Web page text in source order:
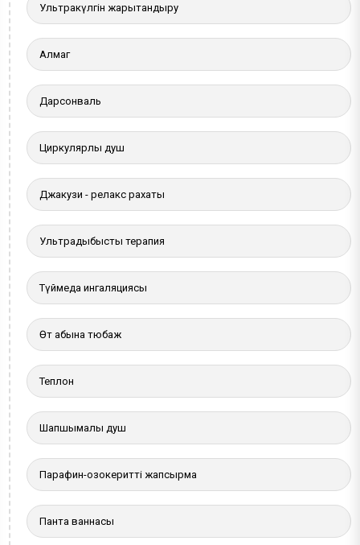
Ультракүлгін жарықтандыру
Алмаг
Дарсонваль
Циркулярлы душ
Джакузи - релакс рахаты
Ультрадыбыстық терапия
Түймедақ ингаляциясы
Өт қабына тюбаж
Теплон
Шапшымалы душ
Парафин-озокеритті жапсырма
Панта ваннасы